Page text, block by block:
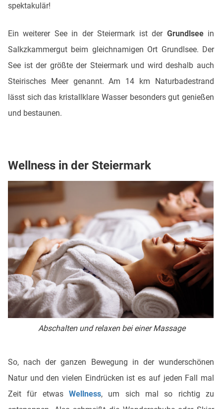
spektakulär!
Ein weiterer See in der Steiermark ist der Grundlsee in
Salkzkammergut beim gleichnamigen Ort Grundlsee. Der
See ist der größte der Steiermark und wird deshalb auch
Steirisches Meer genannt. Am 14 km Naturbadestrand
lässt sich das kristallklare Wasser besonders gut genießen
und bestaunen.
Wellness in der Steiermark
Abschalten und relaxen bei einer Massage
So, nach der ganzen Bewegung in der wunderschönen
Natur und den vielen Eindrücken ist es auf jeden Fall mal
Zeit für etwas Wellness, um sich mal so richtig zu